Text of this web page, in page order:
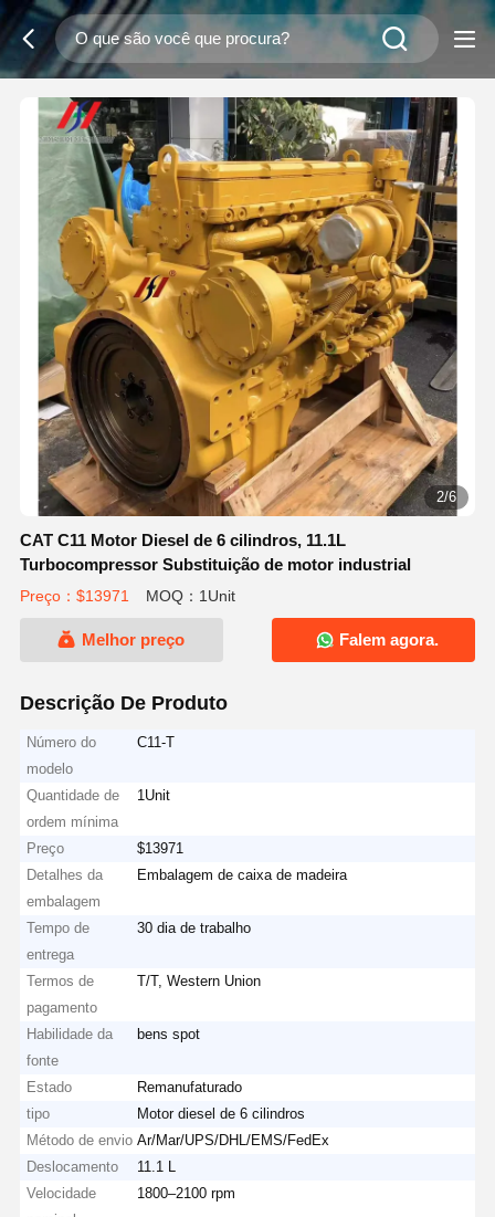
3/6
CAT C11 Motor Diesel de 6 cilindros, 11.1L
Turbocompressor Substituição de motor industrial
Preço：$13971 MOQ：1Unit
Melhor preço Falem agora.
Descrição De Produto
Número do
modelo
C11-T
Quantidade de
ordem mínima
1Unit
Preço
$13971
Detalhes da
embalagem
Embalagem de caixa de madeira
Tempo de
entrega
30 dia de trabalho
Termos de
pagamento
T/T, Western Union
Habilidade da
fonte
bens spot
Estado
Remanufaturado
tipo
Motor diesel de 6 cilindros
Método de envio Ar/Mar/UPS/DHL/EMS/FedEx
Deslocamento
11.1 L
Velocidade
1800–2100 rpm